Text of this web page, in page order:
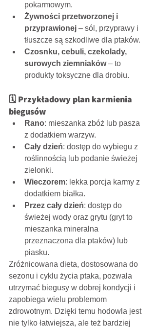
pokarmowym.
Żywności przetworzonej i
przyprawionej – sól, przyprawy i
tłuszcze są szkodliwe dla ptaków.
Czosnku, cebuli, czekolady,
surowych ziemniaków – to
produkty toksyczne dla drobiu.
🗓️ Przykładowy plan karmienia
biegusów
Rano: mieszanka zbóż lub pasza
z dodatkiem warzyw.
Cały dzień: dostęp do wybiegu z
roślinnością lub podanie świeżej
zielonki.
Wieczorem: lekka porcja karmy z
dodatkiem białka.
Przez cały dzień: dostęp do
świeżej wody oraz grytu (gryt to
mieszanka mineralna
przeznaczona dla ptaków) lub
piasku.
Zróżnicowana dieta, dostosowana do
sezonu i cyklu życia ptaka, pozwala
utrzymać biegusy w dobrej kondycji i
zapobiega wielu problemom
zdrowotnym. Dzięki temu hodowla jest
nie tylko łatwiejsza, ale też bardziej